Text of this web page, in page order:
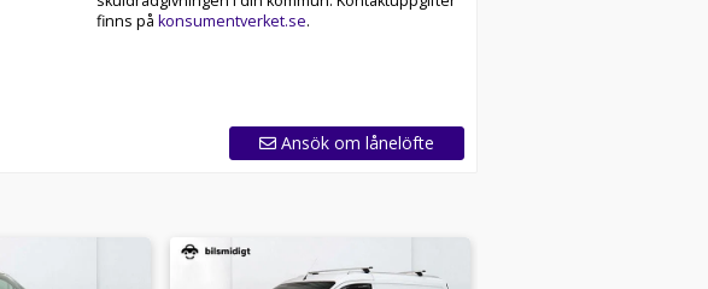
Finansfinns på konsumentverket.se.
Ansök om lånelöfte